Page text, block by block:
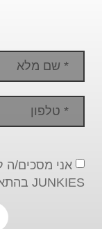
JUNKIES בהתאם